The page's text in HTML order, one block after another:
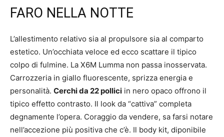
FARO NELLA NOTTE
L’allestimento relativo sia al propulsore sia al comparto
estetico. Un’occhiata veloce ed ecco scattare il tipico
colpo di fulmine. La X6M Lumma non passa inosservata.
Carrozzeria in giallo fluorescente, sprizza energia e
personalità. Cerchi da 22 pollici in nero opaco offrono il
tipico effetto contrasto. Il look da “cattiva” completa
degnamente l’opera. Coraggio da vendere, sa farsi notare
nell’accezione più positiva che c’è. Il body kit, diponibile